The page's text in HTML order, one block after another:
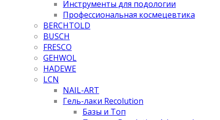
Инструменты для подологии
Профессиональная космецевтика
BERCHTOLD
BUSCH
FRESCO
GEHWOL
HADEWE
LCN
NAIL-ART
Гель-лаки Recolution
Базы и Топ